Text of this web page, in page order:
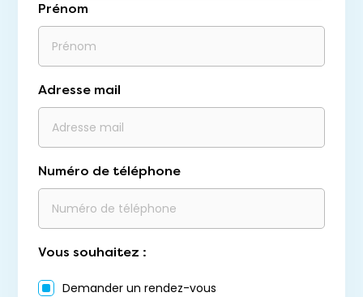
Prénom
Adresse mail
Numéro de téléphone
Vous souhaitez :
Demander un rendez-vous